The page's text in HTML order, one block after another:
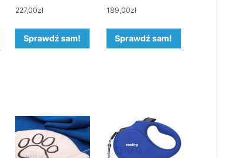
227,00zł
Sprawdź sam!
189,00zł
Sprawdź sam!